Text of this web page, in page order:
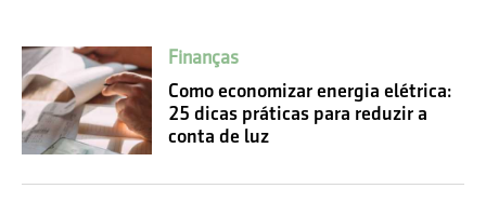
Finanças
Como economizar energia elétrica:
25 dicas práticas para reduzir a
conta de luz